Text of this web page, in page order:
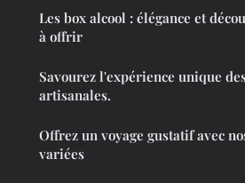
Les box alcool : élégance et
à offrir
Savourez l'expérience unique
artisanales.
Offrez un voyage gustatif avec
variées